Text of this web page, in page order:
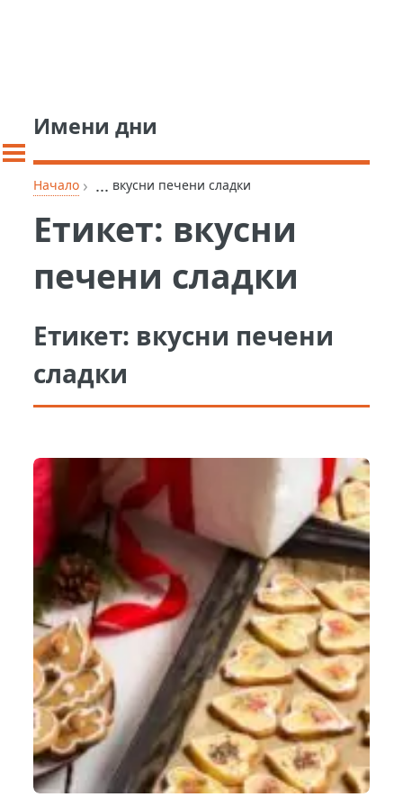
Имени дни
Начало › ... вкусни печени сладки
Етикет: вкусни
печени сладки
Етикет: вкусни печени
сладки